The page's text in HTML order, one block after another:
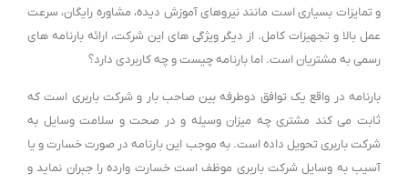
و تمایزات بسیاری است مانند نیروهای آموزش دیده، مشاوره رایگان، سرعت
عمل بالا و تجهیزات کامل. از دیگر ویژگی های این شرکت، ارائه بارنامه های
رسمی به مشتریان است. اما بارنامه چیست و چه کاربردی دارد؟
بارنامه در واقع یک توافق دوطرفه بین صاحب بار و شرکت باربری است که
ثابت می کند مشتری چه میزان وسیله و در صحت و سلامت وسایل به
شرکت باربری تحویل داده است. به موجب این بارنامه در صورت خسارت و یا
آسیب به وسایل شرکت باربری موظف است خسارت وارده را جبران نماید و